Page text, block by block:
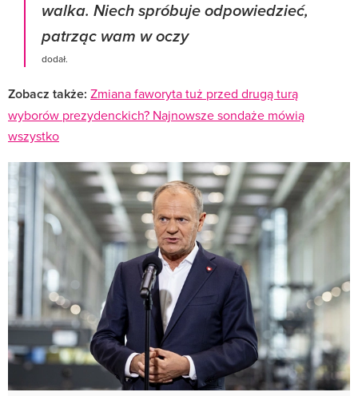
walka. Niech spróbuje odpowiedzieć,
patrząc wam w oczy
dodał.
Zobacz także: Zmiana faworyta tuż przed drugą turą
wyborów prezydenckich? Najnowsze sondaże mówią
wszystko